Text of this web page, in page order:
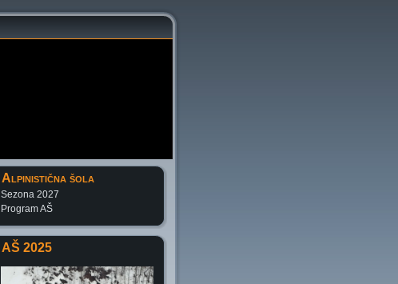
Alpinistična šola
Sezona 2027
Program AŠ
AŠ 2025